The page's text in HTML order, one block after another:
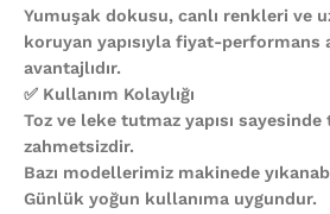
Yumuşak dokusu, canlı renkleri ve
koruyan yapısıyla fiyat-performans
avantajlıdır.
✅ Kullanım Kolaylığı
Toz ve leke tutmaz yapısı
zahmetsizdir.
Bazı modellerimiz makinede
Günlük yoğun kullanıma uygundur.